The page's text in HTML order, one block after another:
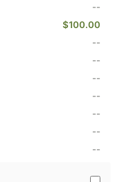
澳
然
蜜
斤
--
$100.00
--
--
--
--
--
--
--